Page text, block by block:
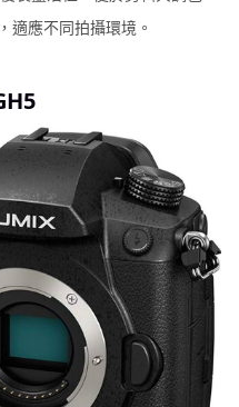
適應不同拍攝環境。